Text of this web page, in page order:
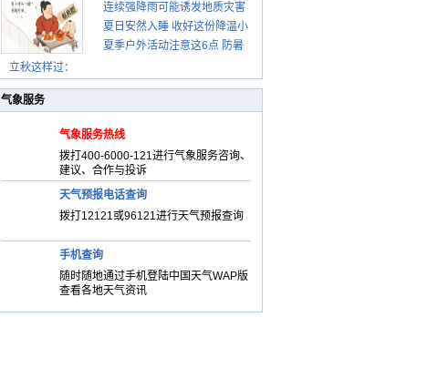
立秋这样过：
示请收好
连续强降雨可能诱发地质灾害
这些前兆要知道
夏日安然入睡 收好这份降温小
贴士
夏季户外活动注意这6点 防暑
气象服务
气象服务热线
拨打400-6000-121进行气象服务咨询、
建议、合作与投诉
天气预报电话查询
拨打12121或96121进行天气预报查询
手机查询
随时随地通过手机登陆中国天气WAP版
查看各地天气资讯